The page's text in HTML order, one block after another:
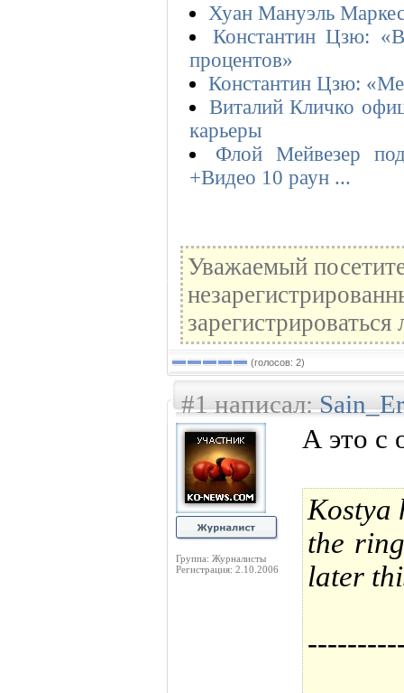
Хуан Мануэль
Константин Цзю:
процентов»
Константин Цзю:
Виталий Кличко
карьеры
Флой Мейвезер
+Видео 10 раун ...
Уважаемый
(голосов: 2)
#1 написал:Sain_Er
Группа: Журналисты
Регистрация: 2.10.2006
А это с
Kostya
the
later